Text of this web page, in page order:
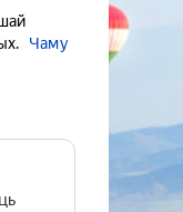
Чаму